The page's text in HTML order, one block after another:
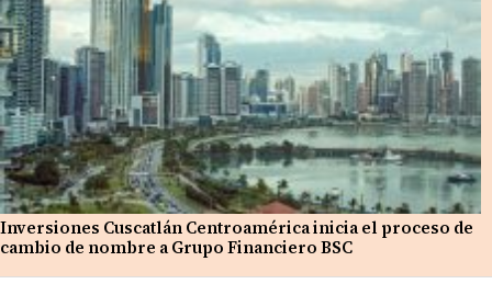
Inversiones Cuscatlán Centroamérica inicia el proceso de
cambio de nombre a Grupo Financiero BSC